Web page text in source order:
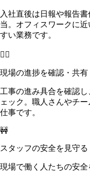
入社直後は日報や報告
当。オフィスワークに
すい業務です。
👷‍♂️
現場の進捗を確認・共有
工事の進み具合を確認
ェック。職人さんやチ
仕事です。
🚧
スタッフの安全を見守る
現場で働く人たちの安